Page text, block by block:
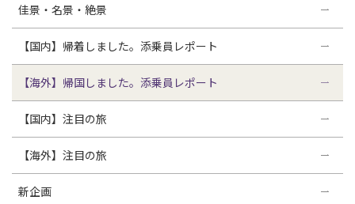
佳景・名景・絶景
【国内】帰着しました。添乗員レポート
【海外】帰国しました。添乗員レポート
【国内】注目の旅
【海外】注目の旅
新企画